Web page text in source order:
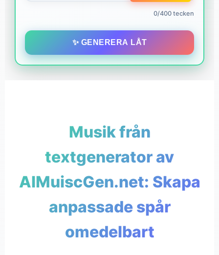
0/400 tecken
✨ GENERERA LÅT
Musik från
textgenerator av
AIMuiscGen.net: Skapa
anpassade spår
omedelbart